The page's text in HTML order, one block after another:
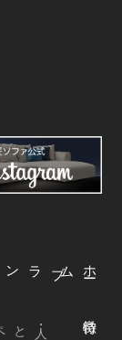
ホー
ム